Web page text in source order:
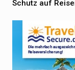
Schutz auf